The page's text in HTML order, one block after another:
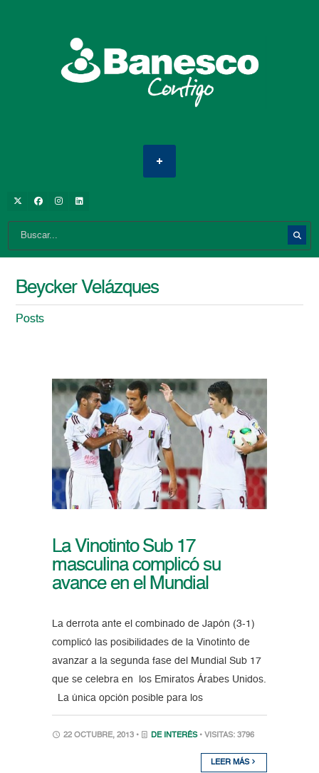
Beycker Velázques
Posts
La Vinotinto Sub 17
masculina complicó su
avance en el Mundial
La derrota ante el combinado de Japón (3-1)
complicó las posibilidades de la Vinotinto de
avanzar a la segunda fase del Mundial Sub 17
que se celebra en los Emiratos Árabes Unidos.
La única opción posible para los
22 OCTUBRE, 2013 • DE INTERÉS • VISITAS: 3796
LEER MÁS